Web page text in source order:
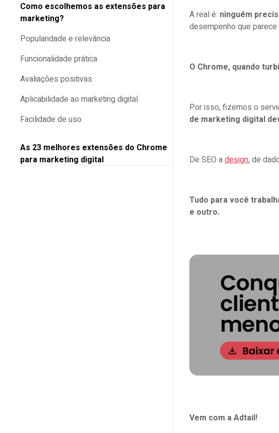
Como escolhemos as extensões para
marketing?
Popularidade e relevância
Funcionalidade prática
Avaliações positivas
Aplicabilidade ao marketing digital
Facilidade de uso
As 23 melhores extensões do Chrome
para marketing digital
A real é: ninguém
desempenho que parece
O Chrome, quando
Por isso, fizemos o
de marketing digital
De SEO adesign, de
Tudo para você
e outro.
Vem com a Adtail!